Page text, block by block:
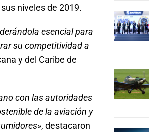
niveles de 2019.
esencial para
su competitividad a
y del Caribe de
con las autoridades
de la aviación y
, destacaron